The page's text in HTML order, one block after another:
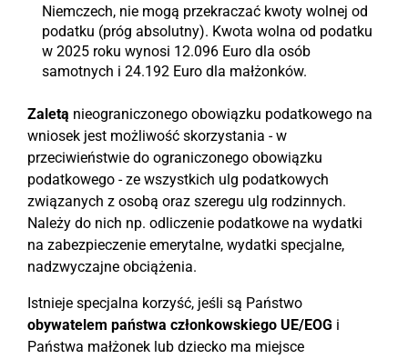
Niemczech, nie mogą przekraczać kwoty wolnej od
podatku (próg absolutny). Kwota wolna od podatku
w 2025 roku wynosi 12.096 Euro dla osób
samotnych i 24.192 Euro dla małżonków.
Zaletą nieograniczonego obowiązku podatkowego na
wniosek jest możliwość skorzystania - w
przeciwieństwie do ograniczonego obowiązku
podatkowego - ze wszystkich ulg podatkowych
związanych z osobą oraz szeregu ulg rodzinnych.
Należy do nich np. odliczenie podatkowe na wydatki
na zabezpieczenie emerytalne, wydatki specjalne,
nadzwyczajne obciążenia.
Istnieje specjalna korzyść, jeśli są Państwo
obywatelem państwa członkowskiego UE/EOG i
Państwa małżonek lub dziecko ma miejsce